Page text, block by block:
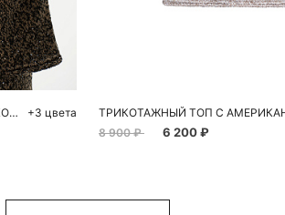
L
ТРИКОТАЖНЫЙ ТОП С АМЕРИКАНСКОЙ ПРОЙМОЙ
+3 цвета
8 900 ₽
6 200 ₽